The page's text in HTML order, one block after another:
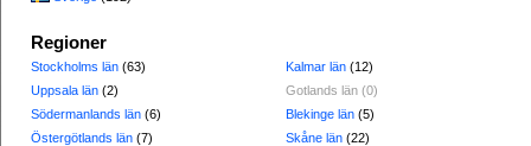
Regioner
Stockholms län (63)
Uppsala län (2)
Södermanlands län (6)
Östergötlands län (7)
Kalmar län (12)
Gotlands län (0)
Blekinge län (5)
Skåne län (22)